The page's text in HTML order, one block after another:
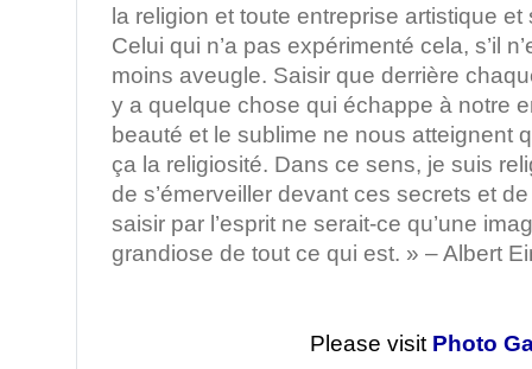
la religion et toute entreprise artistique
Celui qui n’a pas expérimenté cela, s’il
moins aveugle. Saisir que derrière
y a quelque chose qui échappe à notre
beauté et le sublime ne nous atteignent
ça la religiosité. Dans ce sens, je suis
de s’émerveiller devant ces secrets et
saisir par l’esprit ne serait-ce qu’une
grandiose de tout ce qui est. » – Albert
Please visit Photo